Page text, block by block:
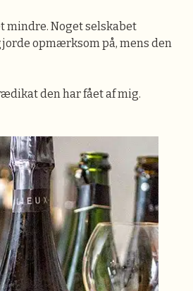
mindre. Noget selskabet
opmærksom på, mens den
den har fået af mig.